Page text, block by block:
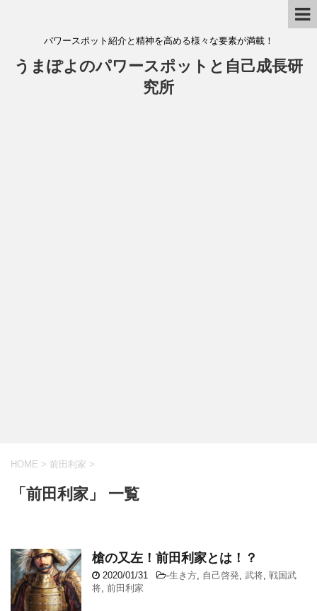
パワースポット紹介と精神を高める様々な要素が満載！
うまぽよのパワースポットと自己成長研
究所
HOME > 前田利家 >
「前田利家」 一覧
槍の又左！前田利家とは！？
2020/01/31 -生き方 自己啓発 武将 戦国武
将 前田利家